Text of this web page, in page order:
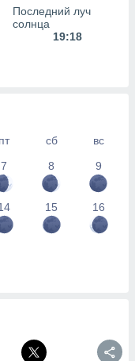
Последний луч
солнца
19:18
пт сб
вс
7
8 9
15 16